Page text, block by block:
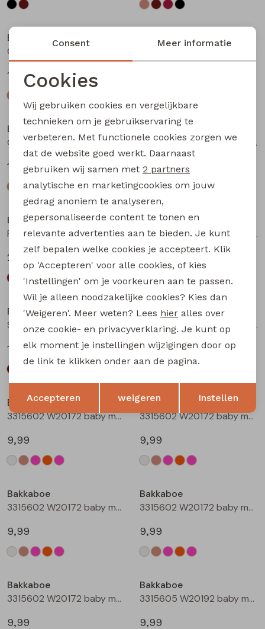
Bakkaboe
12,99
Bakkaboe
Bakkaboe
Olivia baby W20243 baby meisjes T-shirt lm Zwart
12,99
Bakkaboe
Fenda baby W20261 baby meisjes denim jack Wijnrood
24,99
Bakkaboe
Fenda baby W20261 baby meisjes denim jack Zand
24,99
Bakkaboe
Sarra baby W20228 baby meisjes lange broek Bruin donker
12,99
Bakkaboe
Sarra baby W20228 baby meisjes lange broek Wijnrood
12,99
Bakkaboe
Sarra baby W20228 baby meisjes lange broek Zwart
12,99
Bakkaboe
3315602 W20172 baby meisjes T-shirt lm Cream
9,99
Bakkaboe
3315602 W20172 baby meisjes T-shirt lm Taupe
9,99
Bakkaboe
3315602 W20172 baby meisjes T-shirt lm Rose
9,99
Bakkaboe
3315602 W20172 baby meisjes T-shirt lm Perzik
9,99
Bakkaboe
3315602 W20172 baby meisjes T-shirt lm Rose
9,99
Bakkaboe
3315605 W20192 baby meisjes T-shirt lm Cream
9,99
Noodzakelijke cookies
Analytische cookies
Marketing cookies
Terug Opslaan
Consent Meer informatie
Cookies
Wij gebruiken cookies en vergelijkbare
technieken om je gebruikservaring te
verbeteren. Met functionele cookies zorgen we
dat de website goed werkt. Daarnaast
gebruiken wij samen met 2 partners
analytische en marketingcookies om jouw
gedrag anoniem te analyseren,
gepersonaliseerde content te tonen en
relevante advertenties aan te bieden. Je kunt
zelf bepalen welke cookies je accepteert. Klik
op 'Accepteren' voor alle cookies, of kies
'Instellingen' om je voorkeuren aan te passen.
Wil je alleen noodzakelijke cookies? Kies dan
'Weigeren'. Meer weten? Lees hier alles over
onze cookie- en privacyverklaring. Je kunt op
elk moment je instellingen wijzigingen door op
de link te klikken onder aan de pagina.
Accepteren weigeren Instellen